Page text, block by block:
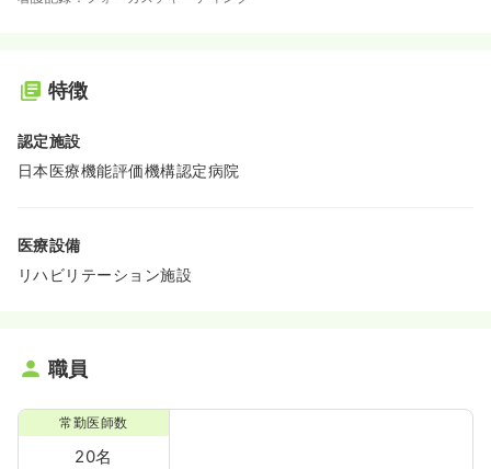
特徴
認定施設
日本医療機能評価機構認定病院
医療設備
リハビリテーション施設
職員
常勤医師数
20名